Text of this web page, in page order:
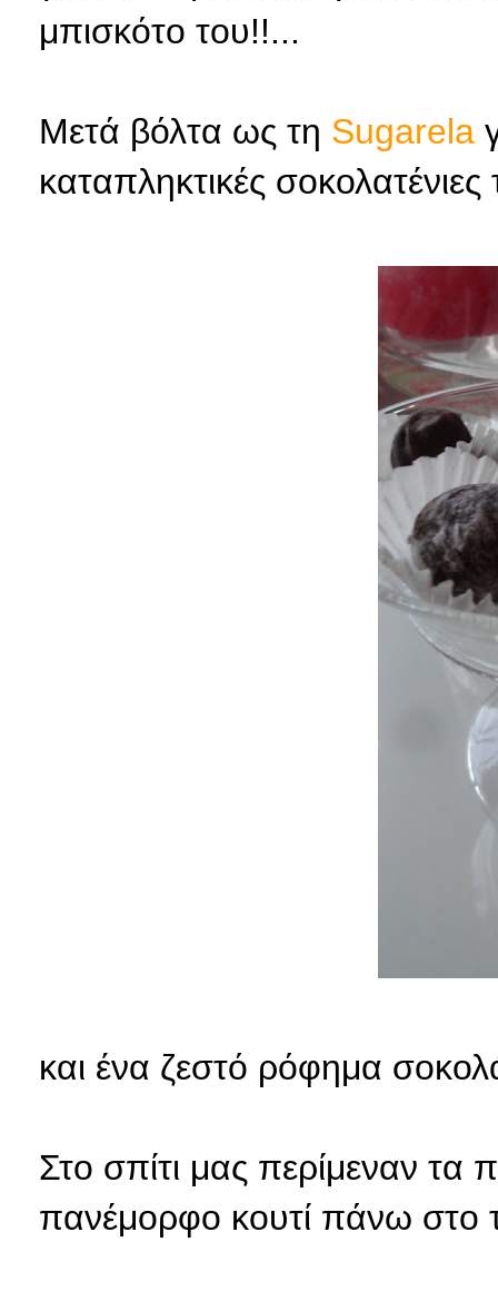
μπισκότο του!!...
Μετά βόλτα ως τη Sugarela
καταπληκτικές
και ένα ζεστό ρόφημα
Στο σπίτι μας περίμεναν τα
πανέμορφο κουτί πάνω στο